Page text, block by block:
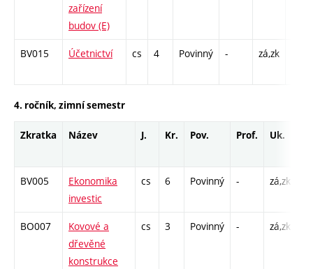
zařízení
budov (E)
BV015 Účetnictví cs 4 Povinný - zá,zk
4. ročník, zimní semestr
Zkratka Název J. Kr. Pov. Prof. Uk.
BV005
Ekonomika
investic
cs 6 Povinný - zá,zk
BO007
Kovové a
dřevěné
konstrukce
cs 3 Povinný - zá,zk